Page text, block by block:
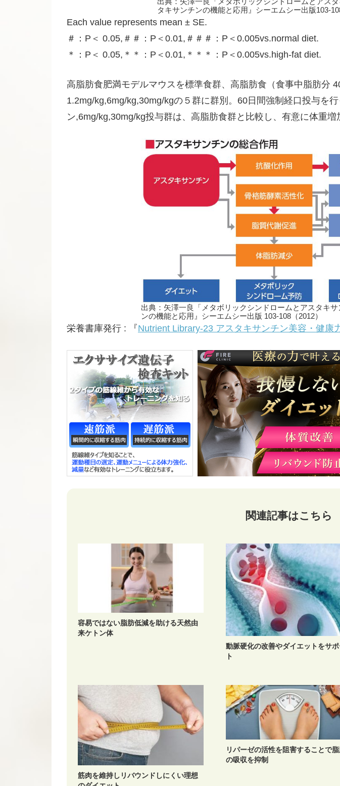
タキサンチンの機能と応用』シーエムシー出版103-
Each value represents mean ± SE.
＃：P＜ 0.05,＃＃：P＜0.01,＃＃＃：P＜0.005vs.normal diet.
＊：P＜ 0.05,＊＊：P＜0.01,＊＊＊：P＜0.005vs.high-fat diet.
高脂肪食肥満モデルマウスを標準食群、高脂肪食（食事中脂肪分
1.2mg/kg,6mg/kg,30mg/kgの５群に群別。60日間強制経口投与を
ン,6mg/kg,30mg/kg投与群は、高脂肪食群と比較し、有意に体重増
出典：矢澤一良「メタボリックシンドロームとアスタキ
ンの機能と応用』シーエムシー出版 103-108（2012）
栄養書庫発行 : 『Nutrient Library-23 アスタキサンチン美容・健康
関連記事はこちら
容易ではない脂肪低減を助ける天然由
来ケトン体
動脈硬化の改善やダイエットをサ
ト
筋肉を維持しリバウンドしにくい理想
リパーゼの活性を阻害することで
の吸収を抑制